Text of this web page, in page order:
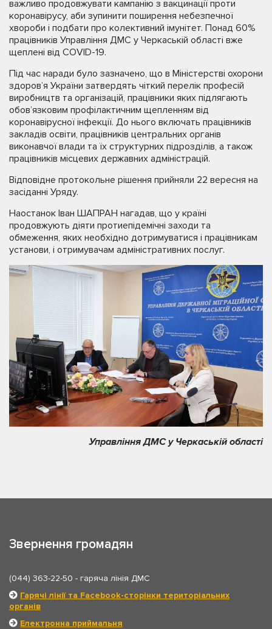
важливо продовжувати кампанію з вакцинації проти
коронавірусу, аби зупинити поширення небезпечної
хвороби і подбати про колективний імунітет. Понад 60%
працівників Управління ДМС у Черкаській області вже
щеплені від COVID-19.
Під час наради було зазначено, що в Міністерстві охорони
здоров’я України затвердять чіткий перелік професій
виробництв та організацій, працівники яких підлягають
обов’язковим профілактичним щепленням від
коронавірусної інфекції. До нього включать працівників
закладів освіти, працівників центральних органів
виконавчої влади та їх структурних підрозділів, а також
працівників місцевих державних адміністрацій.
Відповідне протокольне рішення прийняли 22 вересня на
засіданні Уряду.
Наостанок Іван ШАПРАН нагадав, що у країні
продовжують діяти протиепідемічні заходи та
обмеження, яких необхідно дотримуватися і працівникам
установи, і отримувачам адміністративних послуг.
Управління ДМС у Черкаській області
Звернення громадян
(044) 363-22-50 - гаряча лінія ДМС
Гарячі лінії та Facebook-сторінки територіальних
органів
Електронна приймальня